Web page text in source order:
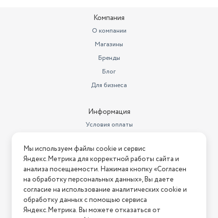
55
45.4
Лампа накаливания
Класс энергопотребления
класс А
2 года
Тип конфорок
Комбинированные
Тип управления
Механическое
Ширина предмета
60
Высота предмета
85
Компания
О компании
Магазины
Бренды
Блог
Для бизнеса
Информация
Условия оплаты
Условия возврата
Нашли ошибку на сайте? Напишите нам
2026 © Интернет-магазин "АстМаркет". У нас есть всё!
Мы используем файлы cookie и сервис
Яндекс.Метрика для корректной работы сайта и
анализа посещаемости. Нажимая кнопку «Согласен
на обработку персональных данных», Вы даете
согласие на использование аналитических cookie и
обработку данных с помощью сервиса
Яндекс.Метрика. Вы можете отказаться от